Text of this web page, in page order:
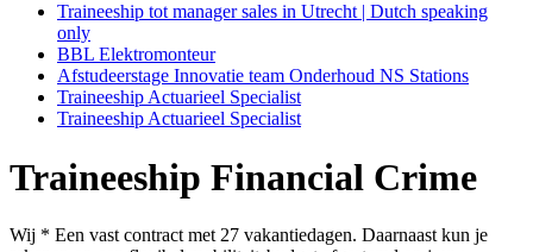
Traineeship tot manager sales in Utrecht | Dutch speaking
only
BBL Elektromonteur
Afstudeerstage Innovatie team Onderhoud NS Stations
Traineeship Actuarieel Specialist
Traineeship Actuarieel Specialist
Traineeship Financial Crime
Wij * Een vast contract met 27 vakantiedagen. Daarnaast kun je